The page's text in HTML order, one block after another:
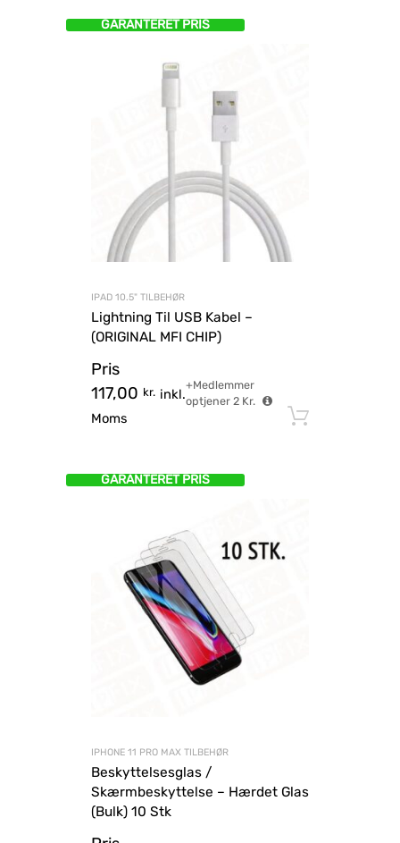
GARANTERET PRIS
IPAD 10.5" TILBEHØR
Lightning Til USB Kabel –
(ORIGINAL MFI CHIP)
Pris
117,00 kr. inkl.
Moms
+Medlemmer
optjener2 Kr.
GARANTERET PRIS
IPHONE 11 PRO MAX TILBEHØR
Beskyttelsesglas /
Skærmbeskyttelse – Hærdet Glas
(Bulk) 10 Stk